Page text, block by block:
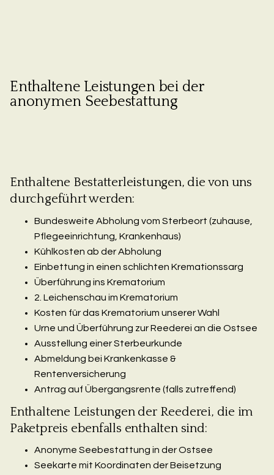
Enthaltene Leistungen bei der
anonymen Seebestattung
Enthaltene Bestatterleistungen, die von uns
durchgeführt werden:
Bundesweite Abholung vom Sterbeort (zuhause,
Pflegeeinrichtung, Krankenhaus)
Kühlkosten ab der Abholung
Einbettung in einen schlichten Kremationssarg
Überführung ins Krematorium
2. Leichenschau im Krematorium
Kosten für das Krematorium unserer Wahl
Urne und Überführung zur Reederei an die Ostsee
Ausstellung einer Sterbeurkunde
Abmeldung bei Krankenkasse &
Rentenversicherung
Antrag auf Übergangsrente (falls zutreffend)
Enthaltene Leistungen der Reederei, die im
Paketpreis ebenfalls enthalten sind:
Anonyme Seebestattung in der Ostsee
Seekarte mit Koordinaten der Beisetzung